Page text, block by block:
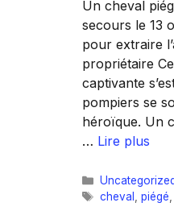
Un cheval
secours le 13
pour extraire
propriétaire
captivante
pompiers se
héroïque. Un
… Lire plus
Catégories
Uncategorized
Étiquettes
cheval piégé